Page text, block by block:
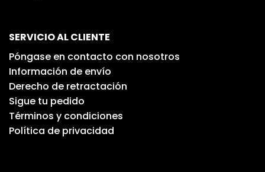
SERVICIO AL CLIENTE
Póngase en contacto con nosotros
Información de envío
Derecho de retractación
Sigue tu pedido
Términos y condiciones
Política de privacidad